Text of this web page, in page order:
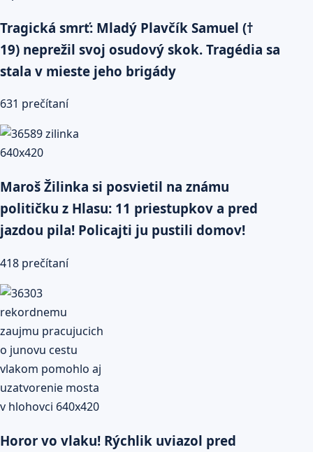
Tragická smrť: Mladý Plavčík Samuel (†
19) neprežil svoj osudový skok. Tragédia sa
stala v mieste jeho brigády
631 prečítaní
Maroš Žilinka si posvietil na známu
političku z Hlasu: 11 priestupkov a pred
jazdou pila! Policajti ju pustili domov!
418 prečítaní
Horor vo vlaku! Rýchlik uviazol pred